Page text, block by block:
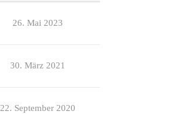
26. Mai 2023
30. März 2021
22. September 2020